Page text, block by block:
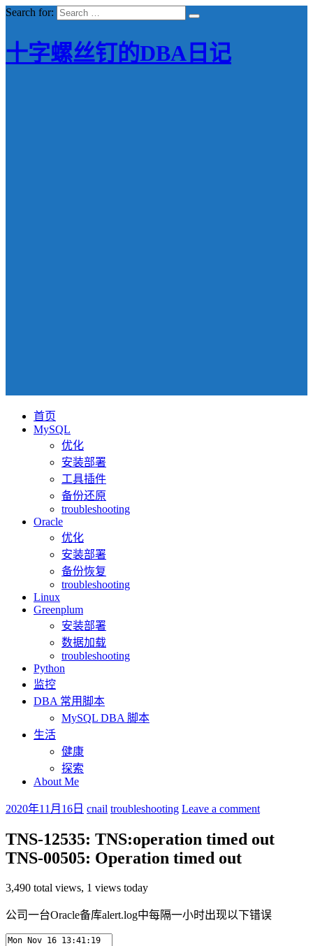
Search for:
十字螺丝钉的DBA日记
首页
MySQL
优化
安装部署
工具插件
备份还原
troubleshooting
Oracle
优化
安装部署
备份恢复
troubleshooting
Linux
Greenplum
安装部署
数据加载
troubleshooting
Python
监控
DBA 常用脚本
MySQL DBA 脚本
生活
健康
探索
About Me
2020年11月16日 cnail troubleshooting Leave a comment
TNS-12535: TNS:operation timed out
TNS-00505: Operation timed out
3,490 total views, 1 views today
公司一台Oracle备库alert.log中每隔一小时出现以下错误